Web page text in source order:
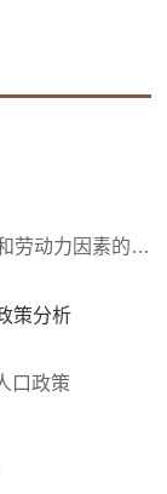
力因素的作用
策分析
口政策